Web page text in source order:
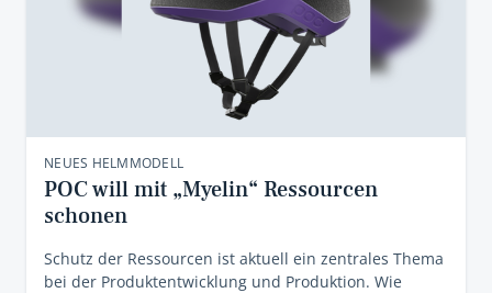
NEUES HELMMODELL
POC will mit „Myelin“ Ressourcen
schonen
Schutz der Ressourcen ist aktuell ein zentrales Thema
bei der Produktentwicklung und Produktion. Wie